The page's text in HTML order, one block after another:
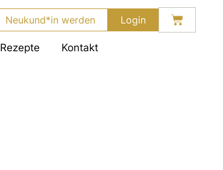
Neukund*in werden Login
Rezepte Kontakt